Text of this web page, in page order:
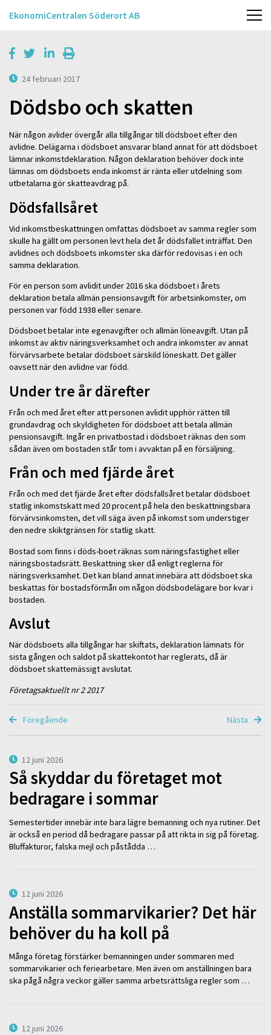
EkonomiCentralen Söderort AB
24 februari 2017
Dödsbo och skatten
När någon avlider övergår alla tillgångar till dödsboet efter den
avlidne. Delägarna i dödsboet ansvarar bland annat för att dödsboet
lämnar inkomstdeklaration. Någon deklaration behöver dock inte
lämnas om dödsboets enda inkomst är ränta eller utdelning som
utbetalarna gör skatteavdrag på.
Dödsfallsåret
Vid inkomstbeskattningen omfattas dödsboet av samma regler som
skulle ha gällt om personen levt hela det år dödsfallet inträffat. Den
avlidnes och dödsboets inkomster ska därför redovisas i en och
samma deklaration.
För en person som avlidit under 2016 ska dödsboet i årets
deklaration betala allmän pensionsavgift för arbetsinkomster, om
personen var född 1938 eller senare.
Dödsboet betalar inte egenavgifter och allmän löneavgift. Utan på
inkomst av aktiv näringsverksamhet och andra inkomster av annat
förvärvsarbete betalar dödsboet särskild löneskatt. Det gäller
oavsett när den avlidne var född.
Under tre år därefter
Från och med året efter att personen avlidit upphör rätten till
grundavdrag och skyldigheten för dödsboet att betala allmän
pensionsavgift. Ingår en privatbostad i dödsboet räknas den som
sådan även om bostaden står tom i avvaktan på en försäljning.
Från och med fjärde året
Från och med det fjärde året efter dödsfallsåret betalar dödsboet
statlig inkomstskatt med 20 procent på hela den beskattningsbara
förvärvsinkomsten, det vill säga även på inkomst som understiger
den nedre skiktgränsen för statlig skatt.
Bostad som finns i döds-boet räknas som näringsfastighet eller
näringsbostadsrätt. Beskattning sker då enligt reglerna för
näringsverksamhet. Det kan bland annat innebära att dödsboet ska
beskattas för bostadsförmån om någon dödsbodelägare bor kvar i
bostaden.
Avslut
När dödsboets alla tillgångar har skiftats, deklaration lämnats för
sista gången och saldot på skattekontot har reglerats, då är
dödsboet skattemässigt avslutat.
Företagsaktuellt nr 2 2017
Föregående Nästa
12 juni 2026
Så skyddar du företaget mot
bedragare i sommar
Semestertider innebär inte bara lägre bemanning och nya rutiner. Det
är också en period då bedragare passar på att rikta in sig på företag.
Bluffakturor, falska mejl och påstådda …
12 juni 2026
Anställa sommarvikarier? Det här
behöver du ha koll på
Många företag förstärker bemanningen under sommaren med
sommarvikarier och feriearbetare. Men även om anställningen bara
ska pågå några veckor gäller samma arbetsrättsliga regler som …
12 juni 2026